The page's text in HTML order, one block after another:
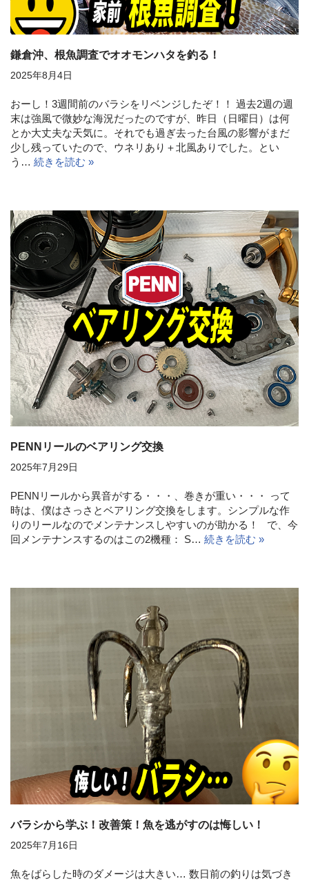
鎌倉沖、根魚調査でオオモンハタを釣る！
2025年8月4日
おーし！3週間前のバラシをリベンジしたぞ！！ 過去2週の週
末は強風で微妙な海況だったのですが、昨日（日曜日）は何
とか大丈夫な天気に。それでも過ぎ去った台風の影響がまだ
少し残っていたので、ウネリあり＋北風ありでした。とい
う… 続きを読む »
PENNリールのベアリング交換
2025年7月29日
PENNリールから異音がする・・・、巻きが重い・・・ って
時は、僕はさっさとベアリング交換をします。シンプルな作
りのリールなのでメンテナンスしやすいのが助かる！ で、今
回メンテナンスするのはこの2機種： S… 続きを読む »
バラシから学ぶ！改善策！魚を逃がすのは悔しい！
2025年7月16日
魚をばらした時のダメージは大きい… 数日前の釣りは気づき